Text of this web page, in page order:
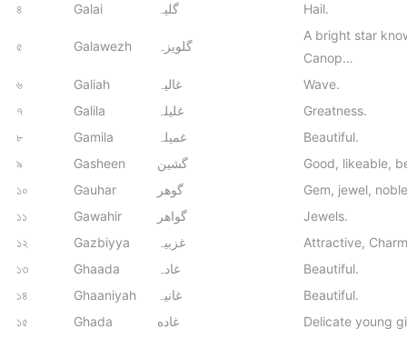
৪
Galai گلیہ Hail.
৫ Galawezh گلویزہ
A bright star
Canop…
৬
Galiah غاليہ
Wave.
৭
Galila غلیلہ
Greatness.
৮
Gamila غمیلہ
Beautiful.
৯
Gasheen گشین
Good, likeable,
১০
Gauhar گوھر
Gem, jewel,
১১
Gawahir گواھر
Jewels.
১২
Gazbiyya غزبیہ
Attractive,
১৩
Ghaada غادہ
Beautiful.
১৪
Ghaaniyah غانیہ
Beautiful.
১৫
Ghada غاده
Delicate young